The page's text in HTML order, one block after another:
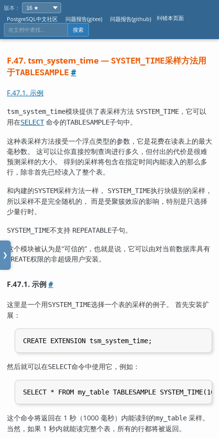
版本：
PostgreSQL中文社区
问题报告(gitee) 问题报告(github) 纠错本页面
搜索
❯
F.47. tsm_system_time — SYSTEM_TIME采样方法用
于TABLESAMPLE #
F.47.1. 示例
tsm_system_time模块提供了表采样方法 SYSTEM_TIME ，它可以
用在SELECT命令的TABLESAMPLE子句中。
这种表采样方法接受一个浮点类型的参数，它是花费在读表上的最大
毫秒数。 这可以让你直接控制查询进行多久，但付出的代价是很难
预测采样的大小。 得到的采样将包含在指定时间内能读入的那么多
行，除非首先已经读入了整个表。
和内建的SYSTEM采样方法一样， SYSTEM_TIME执行块级别的采样，
所以采样不是完全随机的， 而是受聚簇效应的影响，特别是只选择
少量行时。
SYSTEM_TIME不支持 REPEATABLE子句。
这个模块被认为是“可信的” ，也就是说，它可以由对当前数据库具有
CREATE权限的非超级用户安装。
F.47.1. 示例#
这里是一个用SYSTEM_TIME选择一个表的采样的例子。 首先安装扩
展：
然后就可以在SELECT命令中使用它，例如：
这个命令将返回在 1 秒（1000 毫秒）内能读到的my_table 采样。
当然，如果 1 秒内就能读完整个表，所有的行都将被返回。